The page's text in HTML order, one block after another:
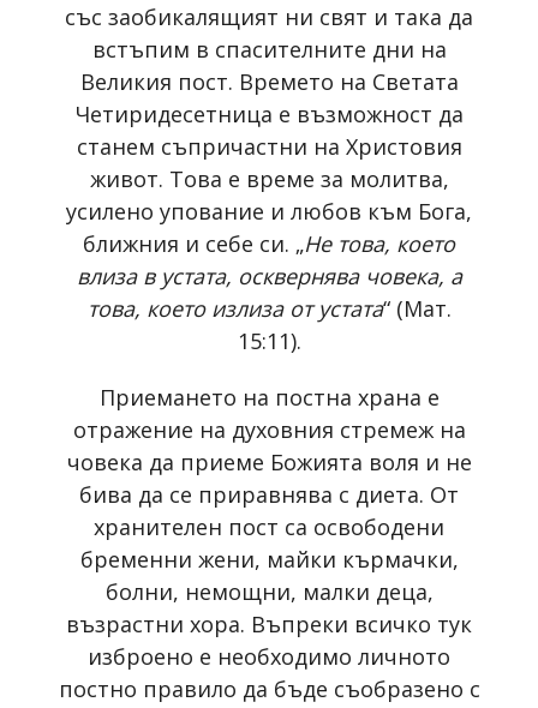
със заобикалящият ни свят и така да
встъпим в спасителните дни на
Великия пост. Времето на Светата
Четиридесетница е възможност да
станем съпричастни на Христовия
живот. Това е време за молитва,
усилено упование и любов към Бога,
ближния и себе си. „Не това, което
влиза в устата, осквернява човека, а
това, което излиза от устата“ (Мат.
15:11).
Приемането на постна храна е
отражение на духовния стремеж на
човека да приеме Божията воля и не
бива да се приравнява с диета. От
хранителен пост са освободени
бременни жени, майки кърмачки,
болни, немощни, малки деца,
възрастни хора. Въпреки всичко тук
изброено е необходимо личното
постно правило да бъде съобразено с